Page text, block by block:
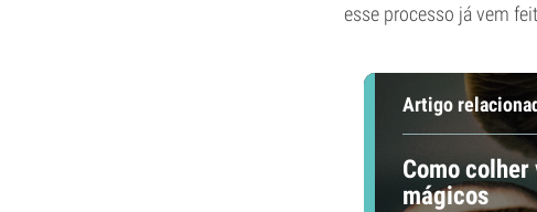
esse processo já vem
Artigo
Como
mágicos